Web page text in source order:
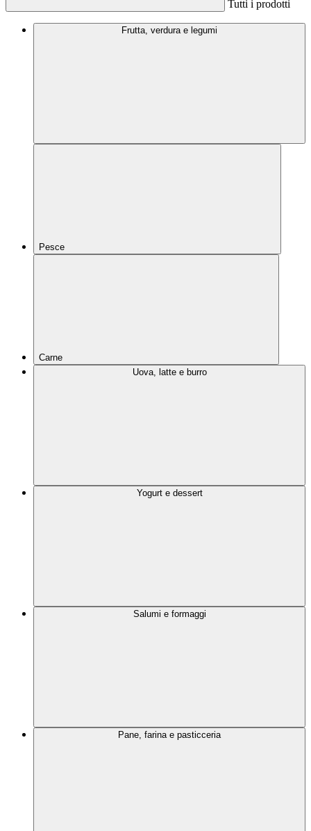
Tutti i prodotti
Frutta, verdura e legumi
Pesce
Carne
Uova, latte e burro
Yogurt e dessert
Salumi e formaggi
Pane, farina e pasticceria